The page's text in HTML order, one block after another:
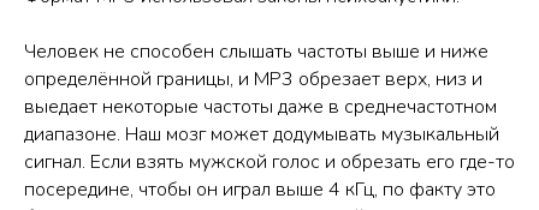
Человек не способен слышать частоты выше и ниже
определённой границы, и MP3 обрезает верх, низ и
выедает некоторые частоты даже в среднечастотном
диапазоне. Наш мозг может додумывать музыкальный
сигнал. Если взять мужской голос и обрезать его где-то
посередине, чтобы он играл выше 4 кГц, по факту это